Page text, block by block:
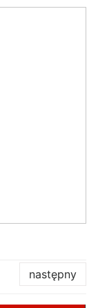
następny